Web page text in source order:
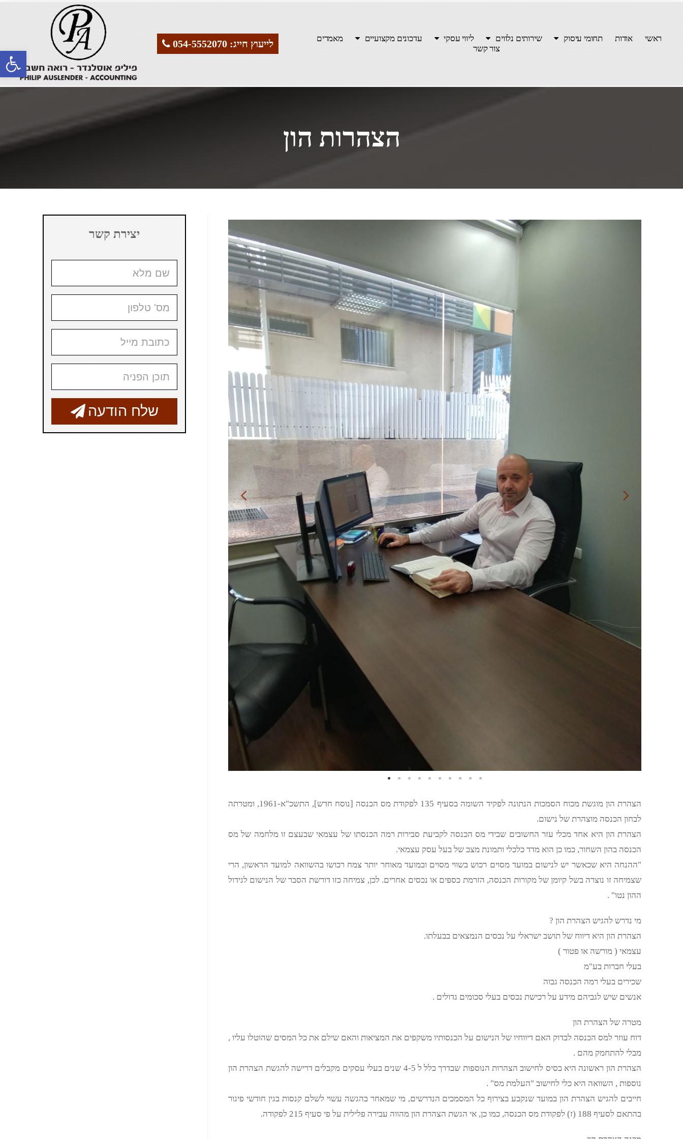
פתח סרגל נגישות
ראשי אודות תחומי עיסוק שירותים נלווים ליווי עסקי עדכונים מקצועיים
מאמרים
צור קשר
לייעוץ חייג: 054-5552070
הצהרות הון
הצהרת הון מוגשת מכוח הסמכות הנתונה לפקיד השומה בסעיף 135 לפקודת מס הכנסה [נוסח חדש], התשכ"א-1961, ומטרתה
לבחון הכנסה מוצהרת של נישום.
הצהרת הון היא אחד מכלי עזר החשובים שבידי מס הכנסה לקביעת סבירות רמה הכנסתו של עצמאי שבעצם זו מלחמה של מס
הכנסה בהון השחור, כמו כן הוא מדד כלכלי ותמונת מצב של בעל עסק עצמאי.
"ההנחה היא שכאשר יש לנישום במועד מסוים רכוש בשווי מסוים ובמועד מאוחר יותר צמח רכושו בהשוואה למועד הראשון, הרי
שצמיחה זו נוצרה בשל קיומן של מקורות הכנסה, הזרמת כספים או נכסים אחרים. לכן, צמיחה כזו דורשת הסבר של הנישום לגידול
ההון נטו" .
מי נדרש להגיש הצהרת הון ?
הצהרת הון היא דיווח של תושב ישראלי על נכסים הנמצאים בבעלתו.
עצמאי ( מורשה או פטור )
בעלי חברות בע"מ
שכירים בעלי רמה הכנסה גבוה
אנשים שיש לגביהם מידע על רכישת נכסים בעלי סכומים גדולים .
מטרה של הצהרת הון
דוח עוזר למס הכנסה לבדוק האם דיווחיו של הנישום על הכנסותיו משקפים את המציאות והאם שילם את כל המסים שהוטלו עליו ,
מבלי להתחמק מהם .
הצהרת הון ראשונה היא בסיס לחישוב הצהרות הנוספות שבדרך כלל ל 4-5 שנים בעלי עסקים מקבלים דרישה להגשת הצהרת הון
נוספות , השוואה היא כלי לחישוב "העלמת מס" .
חייבים להגיש הצהרת הון במועד שנקבע בצירוף כל המסמכים הנדרשים, מי שמאחר בהגשה עשוי לשלם קנסות בגין חודשי פיגור
בהתאם לסעיף 188 (ז) לפקודת מס הכנסה, כמו כן, אי הגשת הצהרת הון מהווה עבירה פלילית על פי סעיף 215 לפקודה.
יצירת קשר
שלח הודעה